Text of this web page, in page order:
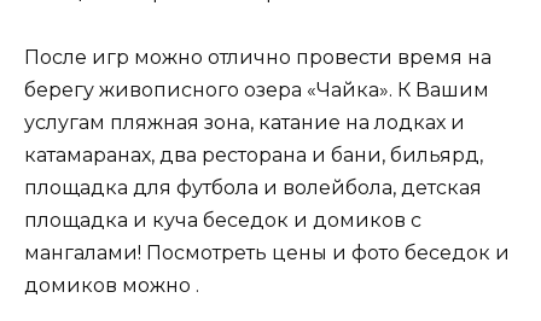
После игр можно отлично провести время на
берегу живописного озера «Чайка». К Вашим
услугам пляжная зона, катание на лодках и
катамаранах, два ресторана и бани, бильярд,
площадка для футбола и волейбола, детская
площадка и куча беседок и домиков с
мангалами! Посмотреть цены и фото беседок и
домиков можно .